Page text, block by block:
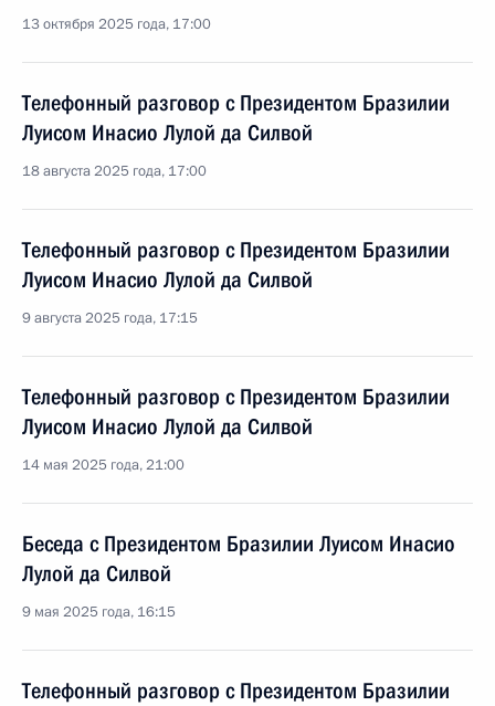
13 октября 2025 года, 17:00
Телефонный разговор с Президентом Бразилии
Луисом Инасио Лулой да Силвой
18 августа 2025 года, 17:00
Телефонный разговор с Президентом Бразилии
Луисом Инасио Лулой да Силвой
9 августа 2025 года, 17:15
Телефонный разговор с Президентом Бразилии
Луисом Инасио Лулой да Силвой
14 мая 2025 года, 21:00
Беседа с Президентом Бразилии Луисом Инасио
Лулой да Силвой
9 мая 2025 года, 16:15
Телефонный разговор с Президентом Бразилии